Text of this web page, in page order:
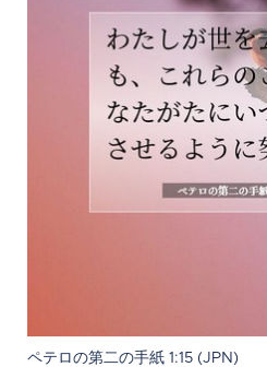
ペテロの第二の手紙 1:15 (JPN)